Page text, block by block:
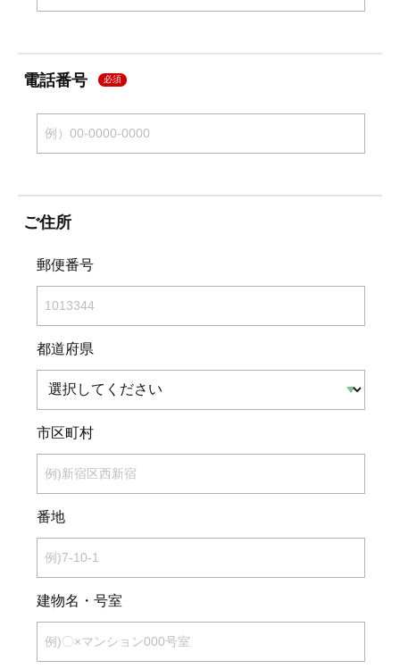
電話番号 必須
ご住所
郵便番号
都道府県
市区町村
番地
建物名・号室